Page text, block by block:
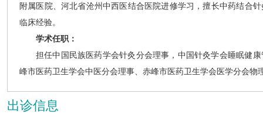
附属医院、河北省沧州中西医结合医院进修学习，擅长中药结合
临床经验。
学术任职：
担任中国民族医药学会针灸分会理事，中国针灸学会睡眠健
峰市医药卫生学会中医分会理事、赤峰市医药卫生学会医学分会物
出诊信息